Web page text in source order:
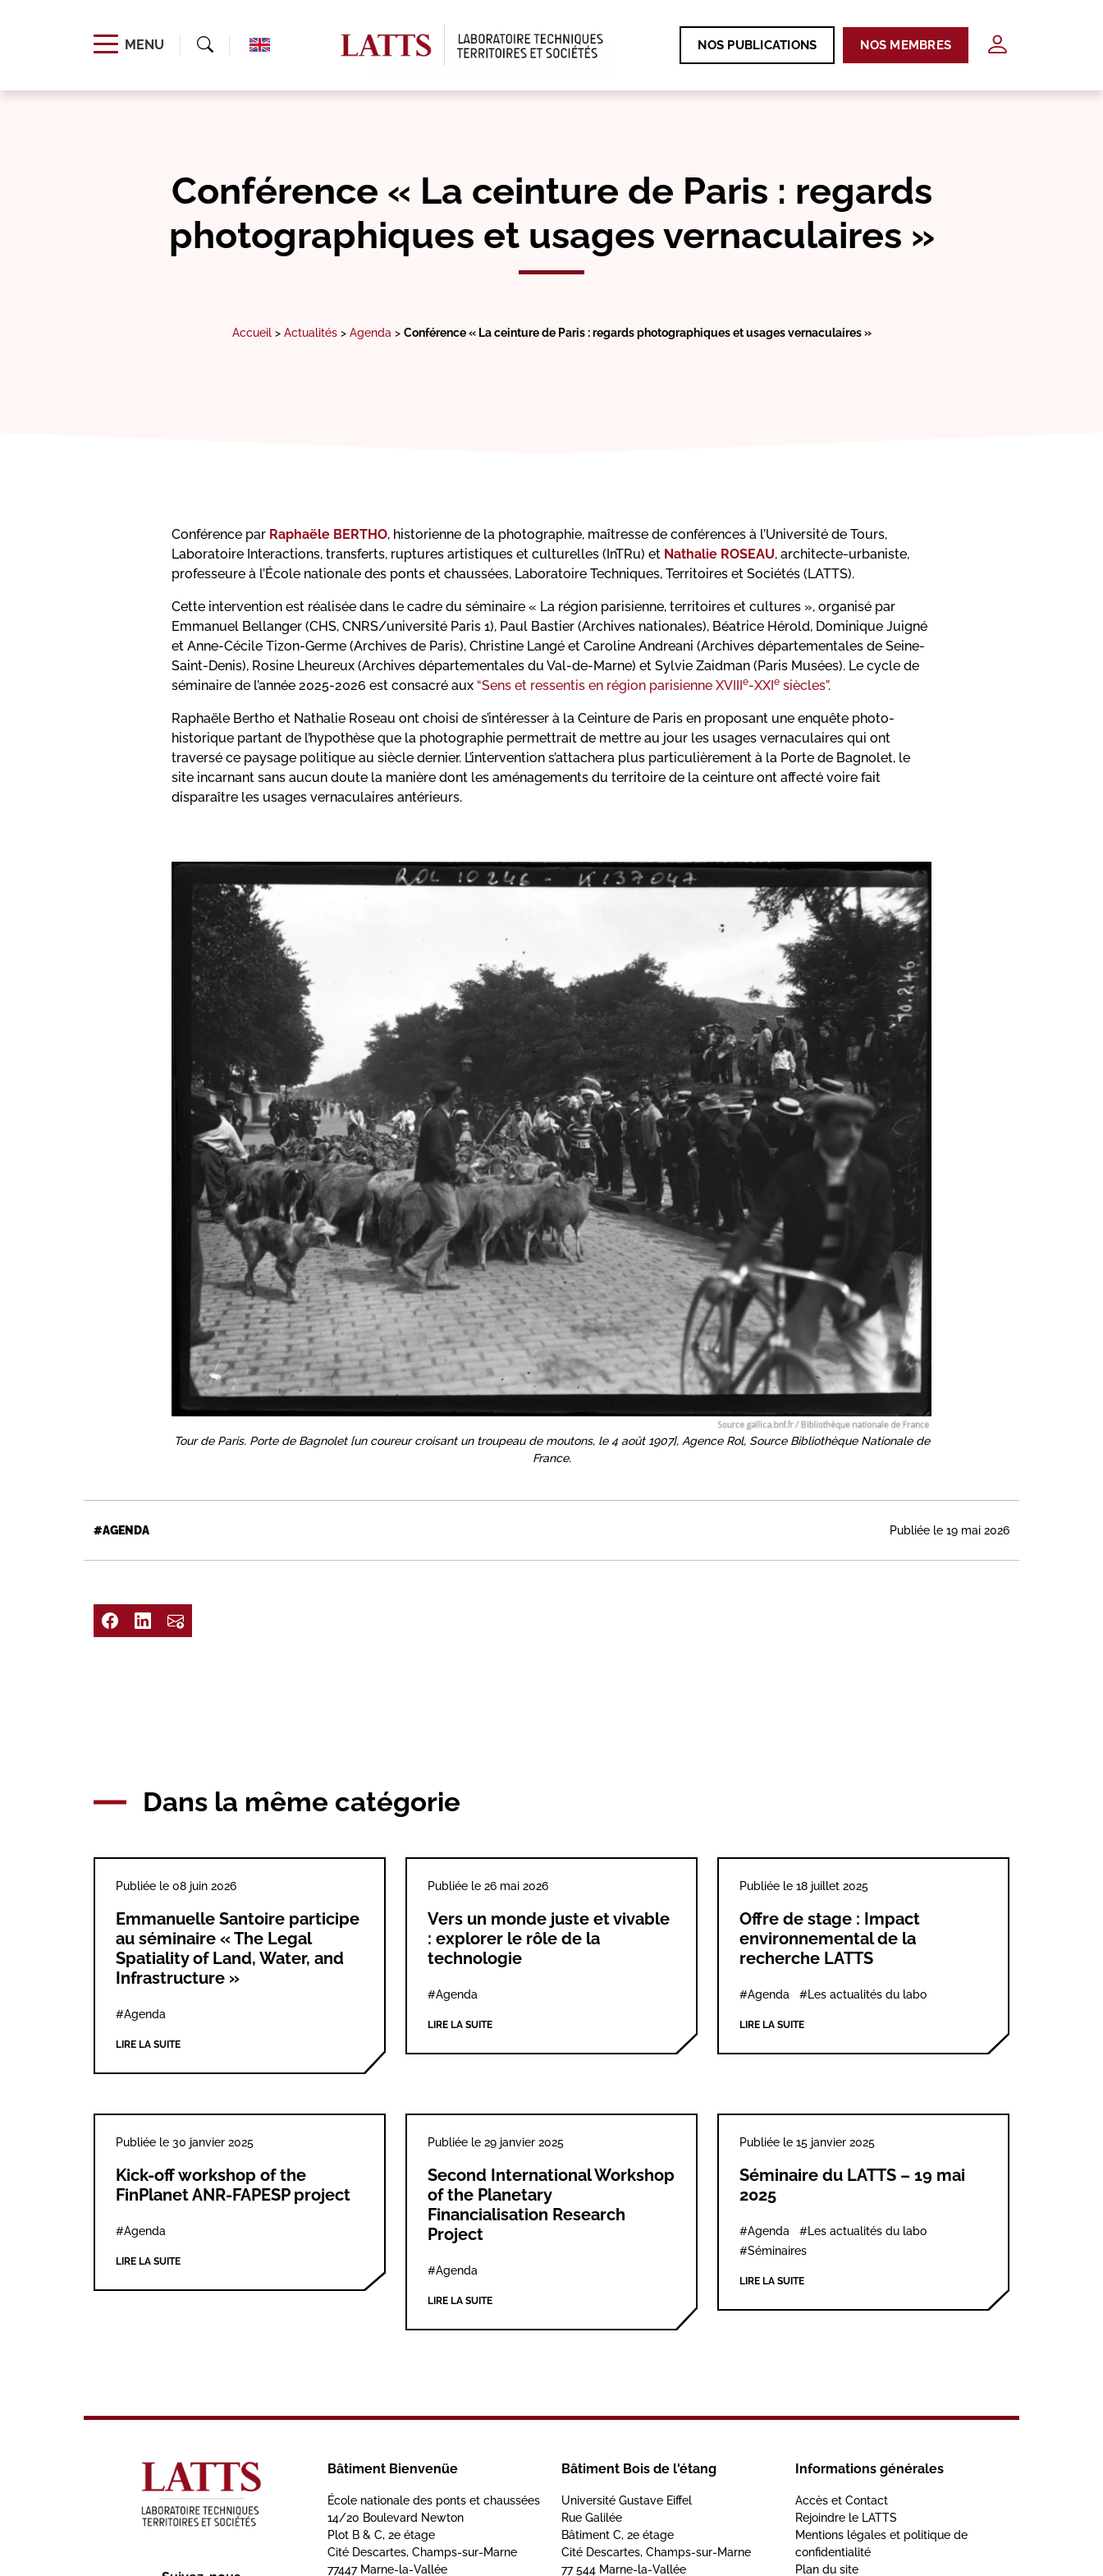
MENU NOS PUBLICATIONS NOS MEMBRES
Conférence « La ceinture de Paris : regards
photographiques et usages vernaculaires »
Accueil> Actualités> Agenda > Conférence « La ceinture de Paris : regards photographiques et usages vernaculaires »
Conférence par Raphaële BERTHO, historienne de la photographie, maîtresse de conférences à l’Université de Tours,
Laboratoire Interactions, transferts, ruptures artistiques et culturelles (InTRu) et Nathalie ROSEAU, architecte-urbaniste,
professeure à l’École nationale des ponts et chaussées, Laboratoire Techniques, Territoires et Sociétés (LATTS).
Cette intervention est réalisée dans le cadre du séminaire « La région parisienne, territoires et cultures », organisé par
Emmanuel Bellanger (CHS, CNRS/université Paris 1), Paul Bastier (Archives nationales), Béatrice Hérold, Dominique Juigné
et Anne-Cécile Tizon-Germe (Archives de Paris), Christine Langé et Caroline Andreani (Archives départementales de Seine-
Saint-Denis), Rosine Lheureux (Archives départementales du Val-de-Marne) et Sylvie Zaidman (Paris Musées). Le cycle de
séminaire de l’année 2025-2026 est consacré aux “Sens et ressentis en région parisienne XVIIIe-XXIe siècles”.
Raphaële Bertho et Nathalie Roseau ont choisi de s’intéresser à la Ceinture de Paris en proposant une enquête photo-
historique partant de l’hypothèse que la photographie permettrait de mettre au jour les usages vernaculaires qui ont
traversé ce paysage politique au siècle dernier. L’intervention s’attachera plus particulièrement à la Porte de Bagnolet, le
site incarnant sans aucun doute la manière dont les aménagements du territoire de la ceinture ont affecté voire fait
disparaître les usages vernaculaires antérieurs.
Tour de Paris. Porte de Bagnolet [un coureur croisant un troupeau de moutons, le 4 août 1907], Agence Rol, Source Bibliothèque Nationale de
France.
#AGENDA Publiée le 19 mai 2026
Dans la même catégorie
Publiée le 08 juin 2026
Emmanuelle Santoire participe
au séminaire « The Legal
Spatiality of Land, Water, and
Infrastructure »
#Agenda
LIRE LA SUITE
Publiée le 26 mai 2026
Vers un monde juste et vivable
: explorer le rôle de la
technologie
#Agenda
LIRE LA SUITE
Publiée le 18 juillet 2025
Offre de stage : Impact
environnemental de la
recherche LATTS
#Agenda #Les actualités du labo
LIRE LA SUITE
Publiée le 30 janvier 2025
Kick-off workshop of the
FinPlanet ANR-FAPESP project
#Agenda
LIRE LA SUITE
Publiée le 29 janvier 2025
Second International Workshop
of the Planetary
Financialisation Research
Project
#Agenda
LIRE LA SUITE
Publiée le 15 janvier 2025
Séminaire du LATTS – 19 mai
2025
#Agenda
#Les actualités du labo
#Séminaires
LIRE LA SUITE
Bâtiment Bienvenüe
École nationale des ponts et chaussées
14/20 Boulevard Newton
Plot B & C, 2e étage
Cité Descartes, Champs-sur-Marne
77447 Marne-la-Vallée
Bâtiment Bois de l'étang
Université Gustave Eiffel
Rue Galilée
Bâtiment C, 2e étage
Cité Descartes, Champs-sur-Marne
77 544 Marne-la-Vallée
Informations générales
Accès et Contact
Rejoindre le LATTS
Mentions légales et politique de
confidentialité
Plan du site